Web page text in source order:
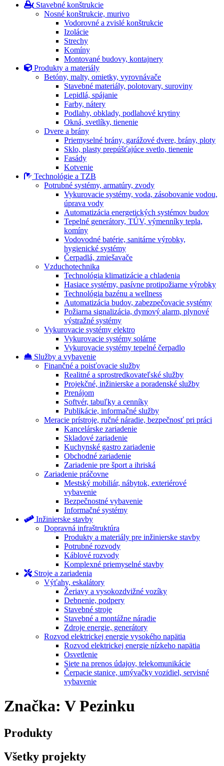
Stavebné konštrukcie
Nosné konštrukcie, murivo
Vodorovné a zvislé konštrukcie
Izolácie
Strechy
Komíny
Montované budovy, kontajnery
Produkty a materiály
Betóny, malty, omietky, vyrovnávače
Stavebné materiály, polotovary, suroviny
Lepidlá, spájanie
Farby, nátery
Podlahy, obklady, podlahové krytiny
Okná, svetlíky, tienenie
Dvere a brány
Priemyselné brány, garážové dvere, brány, ploty
Sklo, plasty prepúšťajúce svetlo, tienenie
Fasády
Kotvenie
Technológie a TZB
Potrubné systémy, armatúry, zvody
Vykurovacie systémy, voda, zásobovanie vodou,
úprava vody
Automatizácia energetických systémov budov
Tepelné generátory, TÚV, výmenníky tepla,
komíny
Vodovodné batérie, sanitárne výrobky,
hygienické systémy
Čerpadlá, zmiešavače
Vzduchotechnika
Technológia klimatizácie a chladenia
Hasiace systémy, pasívne protipožiarne výrobky
Technológia bazénu a wellness
Automatizácia budov, zabezpečovacie systémy
Požiarna signalizácia, dymový alarm, plynové
výstražné systémy
Vykurovacie systémy elektro
Vykurovacie systémy solárne
Vykurovacie systémy tepelné čerpadlo
Služby a vybavenie
Finančné a poisťovacie služby
Realitné a sprostredkovateľské služby
Projekčné, inžinierske a poradenské služby
Prenájom
Softvér, tabuľky a cenníky
Publikácie, informačné služby
Meracie prístroje, ručné náradie, bezpečnosť pri práci
Kancelárske zariadenie
Skladové zariadenie
Kuchynské gastro zariadenie
Obchodné zariadenie
Zariadenie pre šport a ihriská
Zariadenie práčovne
Mestský mobiliár, nábytok, exteriérové
vybavenie
Bezpečnostné vybavenie
Informačné systémy
Inžinierske stavby
Dopravná infraštruktúra
Produkty a materiály pre inžinierske stavby
Potrubné rozvody
Káblové rozvody
Komplexné priemyselné stavby
Stroje a zariadenia
Výťahy, eskalátory
Žeriavy a vysokozdvižné vozíky
Debnenie, podpery
Stavebné stroje
Stavebné a montážne náradie
Zdroje energie, generátory
Rozvod elektrickej energie vysokého napätia
Rozvod elektrickej energie nízkeho napätia
Osvetlenie
Siete na prenos údajov, telekomunikácie
Čerpacie stanice, umývačky vozidiel, servisné
vybavenie
Značka: V Pezinku
Produkty
Všetky projekty